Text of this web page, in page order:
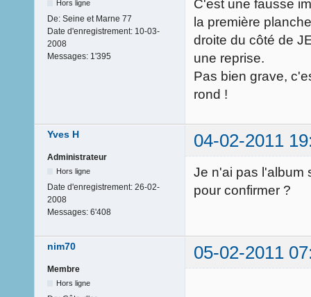
Hors ligne
De: Seine et Marne 77
Date d'enregistrement: 10-03-
2008
Messages: 1'395
C'est une fausse
la première
droite du côté de
une reprise.
Pas bien grave,
rond !
Yves H 04-02-2011
Administrateur
Hors ligne
Date d'enregistrement: 26-02-
2008
Messages: 6'408
Je n'ai pas l'album
pour confirmer ?
nim70 05-02-2011
Membre
Hors ligne